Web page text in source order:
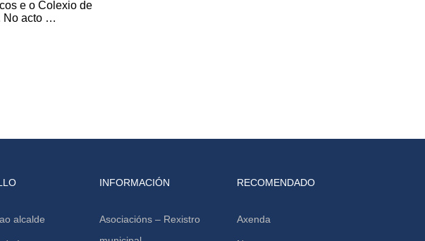
e o Colexio de
No acto …
alcalde
INFORMACIÓN
Asociacións – Rexistro
RECOMENDADO
Axenda